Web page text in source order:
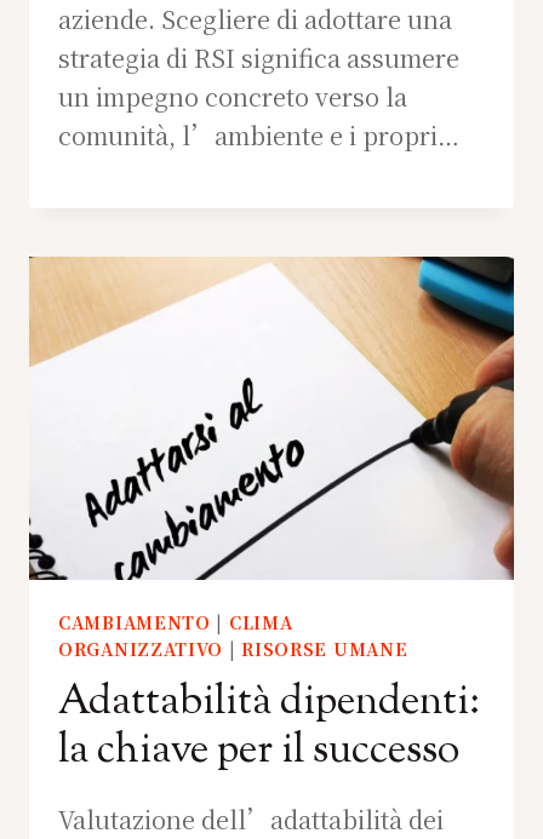
aziende. Scegliere di adottare una
strategia di RSI significa assumere
un impegno concreto verso la
comunità, l’ambiente e i propri…
CAMBIAMENTO | CLIMA
ORGANIZZATIVO |RISORSE UMANE
Adattabilità dipendenti:
la chiave per il successo
Valutazione dell’adattabilità dei